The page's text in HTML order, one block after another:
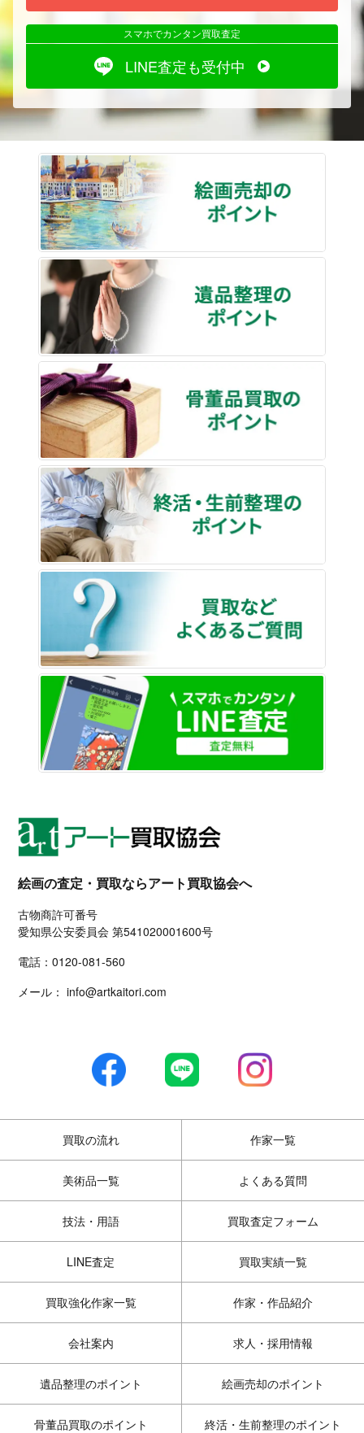
スマホでカンタン買取査定
LINE査定も受付中
絵画の査定・買取ならアート買取協会へ
古物商許可番号
愛知県公安委員会 第541020001600号
電話：0120-081-560
メール： info@artkaitori.com
買取の流れ 作家一覧
美術品一覧 よくある質問
技法・用語 買取査定フォーム
LINE査定 買取実績一覧
買取強化作家一覧 作家・作品紹介
会社案内 求人・採用情報
遺品整理のポイント 絵画売却のポイント
骨董品買取のポイント 終活・生前整理のポイント